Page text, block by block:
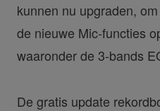
kunnen nu upgraden,
de nieuwe Mic-functies
waaronder de 3-bands
De gratis update